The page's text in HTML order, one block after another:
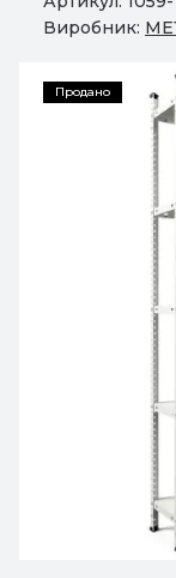
Виробник:
Продано